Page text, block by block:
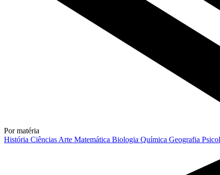
Por matéria
História Ciências Arte Matemática Biologia Química Geografia